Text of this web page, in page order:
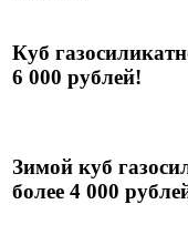
Куб
6 000 рублей!
Зимой куб
более 4 000